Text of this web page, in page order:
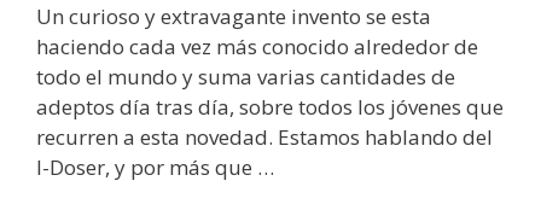
Un curioso y extravagante invento se esta
haciendo cada vez más conocido alrededor de
todo el mundo y suma varias cantidades de
adeptos día tras día, sobre todos los jóvenes que
recurren a esta novedad. Estamos hablando del
I-Doser, y por más que …